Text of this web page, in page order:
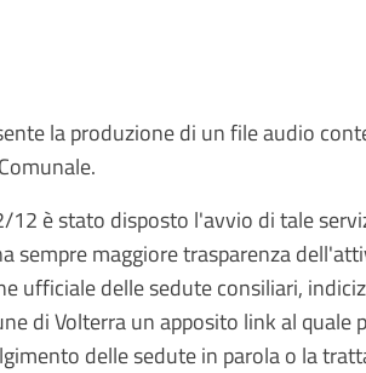
la produzione di un file audio
è stato disposto l'avvio di tale
sempre maggiore trasparenza
ufficiale delle sedute consiliari,
di Volterra un apposito link al quale
delle sedute in parola o la